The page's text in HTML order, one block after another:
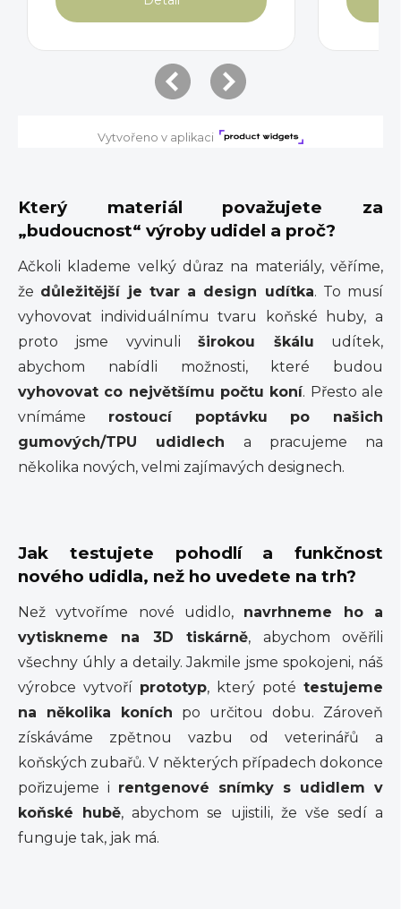
Který materiál považujete za
„budoucnost“ výroby udidel a proč?
Ačkoli klademe velký důraz na materiály, věříme,
že důležitější je tvar a design udítka. To musí
vyhovovat individuálnímu tvaru koňské huby, a
proto jsme vyvinuliširokou škálu udítek,
abychom nabídli možnosti, které budou
vyhovovat co největšímu počtu koní. Přesto ale
vnímáme rostoucí poptávku po našich
gumových/TPU udidlech a pracujeme na
několika nových, velmi zajímavých designech.
Jak testujete pohodlí a funkčnost
nového udidla, než ho uvedete na trh?
Než vytvoříme nové udidlo, navrhneme ho a
vytiskneme na 3D tiskárně, abychom ověřili
všechny úhly a detaily. Jakmile jsme spokojeni, náš
výrobce vytvoří prototyp, který poté testujeme
na několika koních po určitou dobu. Zároveň
získáváme zpětnou vazbu od veterinářů a
koňských zubařů. V některých případech dokonce
pořizujeme i rentgenové snímky s udidlem v
koňské hubě, abychom se ujistili, že vše sedí a
funguje tak, jak má.